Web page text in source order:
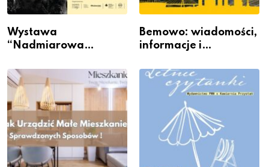
Wystawa
“Nadmiarowa
Galerii XX1
Bemowo: wiadomości,
informacje i